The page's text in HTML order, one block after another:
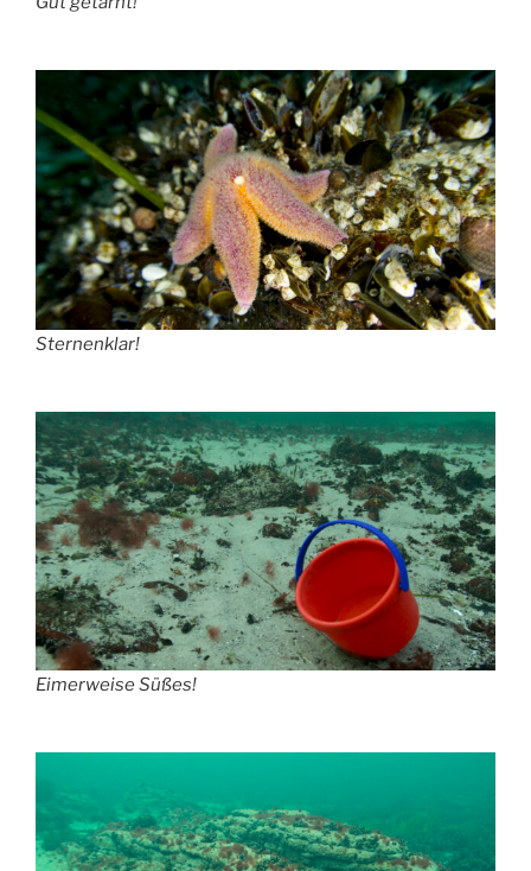
Sternenklar!
Eimerweise Süßes!